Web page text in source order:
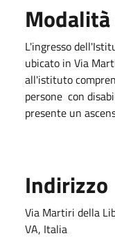
Modalità
L'ingresso
ubicato in Via
all'istituto
persone con
presente un
Indirizzo
Via Martiri della
VA, Italia